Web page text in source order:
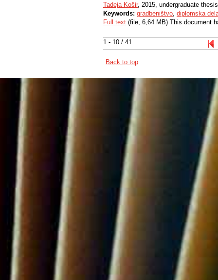
1 - 10 / 41
Tadeja Košir, 2015, undergraduate thesis
Keywords: gradbeništvo, diplomska
Full text (file, 6,64 MB) This document
Back to top